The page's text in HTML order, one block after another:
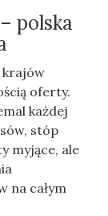
polska
krajów
oferty.
każdej
stóp
myjące, ale
na całym